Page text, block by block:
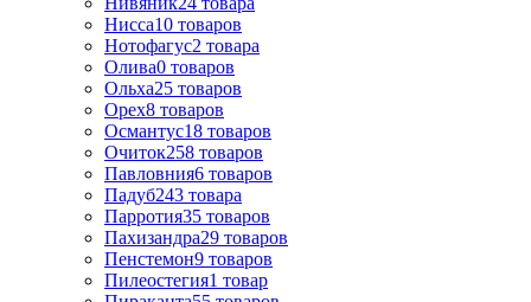
Нисса10 товаров
Нотофагус2 товара
Олива0 товаров
Ольха25 товаров
Орех8 товаров
Османтус18 товаров
Очиток258 товаров
Павловния6 товаров
Падуб243 товара
Парротия35 товаров
Пахизандра29 товаров
Пенстемон9 товаров
Пилеостегия1 товар